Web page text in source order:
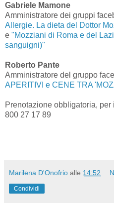
Gabriele Mamone
Amministratore dei gruppi
Allergie. La dieta del Dottor
e "Mozziani di Roma e del
sanguigni)"
Roberto Pante
Amministratore del gruppo
APERITIVI e CENE TRA
Prenotazione obbligatoria, per
800 27 17 89
Marilena D'Onofrio alle 14:52
Condividi